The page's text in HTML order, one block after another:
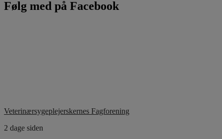
Følg med på Facebook
Veterinærsygeplejerskernes Fagforening
2 dage siden